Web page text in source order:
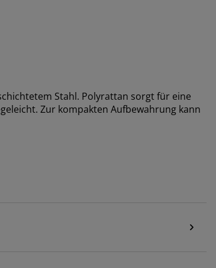
Stahl. Polyrattan sorgt für eine
Zur kompakten Aufbewahrung kann